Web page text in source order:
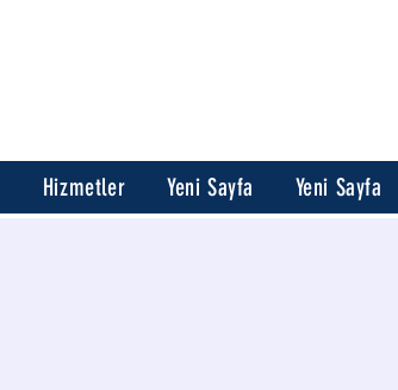
Hizmetler Yeni Sayfa Yeni Sayfa